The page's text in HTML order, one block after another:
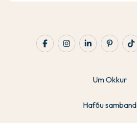
Um Okkur
Hafðu samband